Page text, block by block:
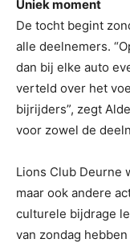
Uniek moment
De tocht begint
alle deelnemers.
dan bij elke auto
verteld over het
bijrijders”, zegt
voor zowel de
Lions Club Deurne
maar ook andere
culturele bijdrage
van zondag